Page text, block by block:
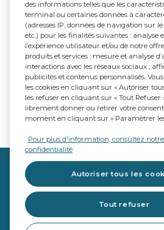
des informations telles que les
terminal ou certaines données à
(adresses IP, données de navigation sur
etc.) pour les finalités suivantes : analyse
l’expérience utilisateur et/ou de notre
produits et services ; mesure et analyse
interactions avec les réseaux sociaux ;
publicités et contenus personnalisés.
les cookies en cliquant sur « Autoriser
les refuser en cliquant sur « Tout Refuser
librement donner ou retirer votre
moment en cliquant sur « Paramétrer les
Pour plus d'information, consultez
confidentialité
Autoriser tous les
Tout refuser